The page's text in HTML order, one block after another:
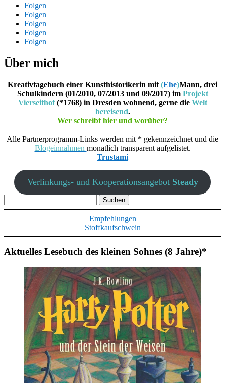
Folgen
Folgen
Folgen
Folgen
Folgen
Über mich
Kreativtagebuch einer Kunsthistorikerin mit (Ehe)Mann, drei
Schulkindern (01/2010, 07/2013 und 09/2017) im Projekt
Vierseithof(*1768) in Dresden wohnend, gerne die Welt
bereisend.
Wer schreibt hier und worüber?
Alle Partnerprogramm-Links werden mit * gekennzeichnet und die
Blogeinnahmen monatlich transparent aufgelistet.
Trustami
Verlinkungs- und Kooperationsangebot Steady
nach:
Empfehlungen
Stoffkaufschwein
Aktuelles Lesebuch des kleinen Sohnes (8 Jahre)*